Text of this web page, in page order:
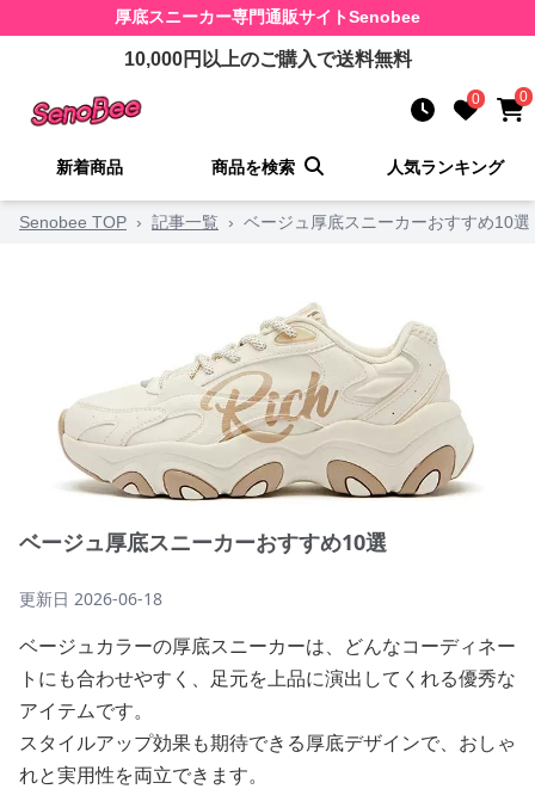
厚底スニーカー専門通販サイトSenobee
10,000円以上のご購入で送料無料
0 0
新着商品 商品を検索 人気ランキング
Senobee TOP › 記事一覧 › ベージュ厚底スニーカーおすすめ10選
ベージュ厚底スニーカーおすすめ10選
更新日 2026-06-18
ベージュカラーの厚底スニーカーは、どんなコーディネー
トにも合わせやすく、足元を上品に演出してくれる優秀な
アイテムです。
スタイルアップ効果も期待できる厚底デザインで、おしゃ
れと実用性を両立できます。